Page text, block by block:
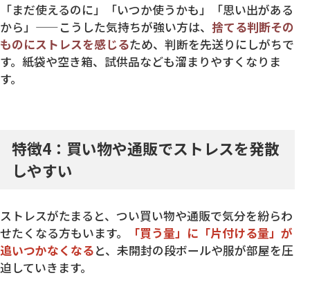
「まだ使えるのに」「いつか使うかも」「思い出がある
から」——こうした気持ちが強い方は、 捨てる判断その
ものにストレスを感じるため、判断を先送りにしがちで
す。紙袋や空き箱、試供品なども溜まりやすくなりま
す。
特徴4：買い物や通販でストレスを発散
しやすい
ストレスがたまると、つい買い物や通販で気分を紛らわ
せたくなる方もいます。
「買う量」に「片付ける量」が
追いつかなくなると、未開封の段ボールや服が部屋を圧
迫していきます。